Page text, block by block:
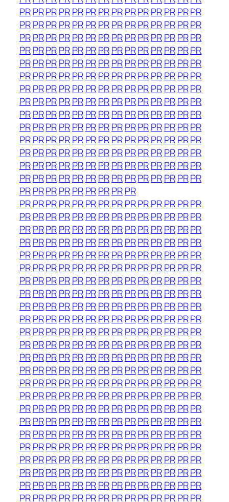
PRPRPRPRPR PRPRPRPRPRPRPR PRPR
PRPRPRPRPR PRPRPRPRPRPRPR PRPR
PRPRPRPRPR PRPRPRPRPRPRPR PRPR
PRPRPRPRPR PRPRPRPRPRPRPR PRPR
PRPRPRPRPR PRPRPRPRPRPRPR PRPR
PRPRPRPRPR PRPRPRPRPRPRPR PRPR
PRPRPRPRPR PRPRPRPRPRPRPR PRPR
PRPRPRPRPR PRPRPRPRPRPRPR PRPR
PRPRPRPRPR PRPRPRPRPRPRPR PRPR
PRPRPRPRPR PRPRPRPRPRPRPR PRPR
PRPRPRPRPR PRPRPRPRPRPRPR PRPR
PRPRPRPRPR PRPRPRPRPRPRPR PRPR
PRPRPRPRPR PRPRPRPRPRPRPR PRPR
PRPRPRPRPR PRPRPRPRPRPRPR PRPR
PRPRPRPRPR PRPRPRPR
PRPRPRPRPR PRPRPRPRPRPRPR PRPR
PRPRPRPRPR PRPRPRPRPRPRPR PRPR
PRPRPRPRPR PRPRPRPRPRPRPR PRPR
PRPRPRPRPR PRPRPRPRPRPRPR PRPR
PRPRPRPRPR PRPRPRPRPRPRPR PRPR
PRPRPRPRPR PRPRPRPRPRPRPR PRPR
PRPRPRPRPR PRPRPRPRPRPRPR PRPR
PRPRPRPRPR PRPRPRPRPRPRPR PRPR
PRPRPRPRPR PRPRPRPRPRPRPR PRPR
PRPRPRPRPR PRPRPRPRPRPRPR PRPR
PRPRPRPRPR PRPRPRPRPRPRPR PRPR
PRPRPRPRPR PRPRPRPRPRPRPR PRPR
PRPRPRPRPR PRPRPRPRPRPRPR PRPR
PRPRPRPRPR PRPRPRPRPRPRPR PRPR
PRPRPRPRPR PRPRPRPRPRPRPR PRPR
PRPRPRPRPR PRPRPRPRPRPRPR PRPR
PRPRPRPRPR PRPRPRPRPRPRPR PRPR
PRPRPRPRPR PRPRPRPRPRPRPR PRPR
PRPRPRPRPR PRPRPRPRPRPRPR PRPR
PRPRPRPRPR PRPRPRPRPRPRPR PRPR
PRPRPRPRPR PRPRPRPRPRPRPR PRPR
PRPRPRPRPR PRPRPRPRPRPRPR PRPR
PRPRPRPRPR PRPRPRPRPRPRPR PRPR
PRPRPRPRPR PRPRPRPRPRPRPR PRPR